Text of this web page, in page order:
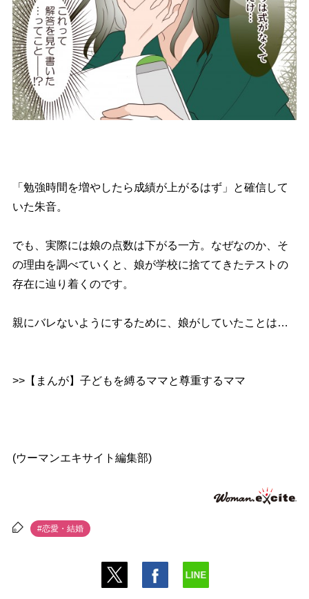
「勉強時間を増やしたら成績が上がるはず」と確信して
いた朱音。
でも、実際には娘の点数は下がる一方。なぜなのか、そ
の理由を調べていくと、娘が学校に捨ててきたテストの
存在に辿り着くのです。
親にバレないようにするために、娘がしていたことは…
>>【まんが】子どもを縛るママと尊重するママ
(ウーマンエキサイト編集部)
#恋愛・結婚